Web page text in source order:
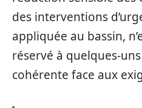
des interventions
appliquée au bassin,
réservé à quelques-
cohérente face aux